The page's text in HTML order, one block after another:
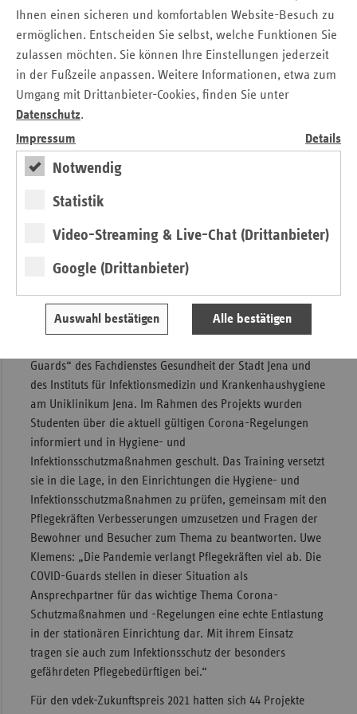
Ihnen einen sicheren und komfortablen Website-Besuch zu
ermöglichen. Entscheiden Sie selbst, welche Funktionen Sie
zulassen möchten. Sie können Ihre Einstellungen jederzeit
in der Fußzeile anpassen. Weitere Informationen, etwa zum
Umgang mit Drittanbieter-Cookies, finden Sie unter
Datenschutz.
Impressum
Details
Notwendig
Statistik
Video-Streaming & Live-Chat (Drittanbieter)
Google (Drittanbieter)
Auswahl bestätigen Alle bestätigen
Die Jury zeichnete mit dem zweiten Preis (7.000 Euro) ein
das Patienten und Angehörigen hilft, diese besonders
belastende Situation besser zu bewältigen. Einem festen
Plan folgend informieren Pflegekräfte die Angehörigen zu
verabredeten Zeiten per Telefon über den
Gesundheitszustand des Patienten. Uwe Klemens: „Wenn
Familienangehörige schwer erkrankt sind, ist der Kontakt
zu den Angehörigen besonders wichtig. Familienmitglieder
plagen Sorgen, sie wollen wissen, wie es ihren Lieben geht.
Das Projekt ‚Aktives Angehörigengespräch‘ ermöglicht dies
„COVID-Guards“ unterstützen
Hygienemaßnahmen
Guards“ des Fachdienstes Gesundheit der Stadt Jena und
des Instituts für Infektionsmedizin und Krankenhaushygiene
am Uniklinikum Jena. Im Rahmen des Projekts wurden
Studenten über die aktuell gültigen Corona-Regelungen
informiert und in Hygiene- und
Infektionsschutzmaßnahmen geschult. Das Training versetzt
sie in die Lage, in den Einrichtungen die Hygiene- und
Infektionsschutzmaßnahmen zu prüfen, gemeinsam mit den
Pflegekräften Verbesserungen umzusetzen und Fragen der
Bewohner und Besucher zum Thema zu beantworten. Uwe
Klemens: „Die Pandemie verlangt Pflegekräften viel ab. Die
COVID-Guards stellen in dieser Situation als
Ansprechpartner für das wichtige Thema Corona-
Schutzmaßnahmen und -Regelungen eine echte Entlastung
in der stationären Einrichtung dar. Mit ihrem Einsatz
tragen sie auch zum Infektionsschutz der besonders
gefährdeten Pflegebedürftigen bei.“
Für den vdek-Zukunftspreis 2021 hatten sich 44 Projekte